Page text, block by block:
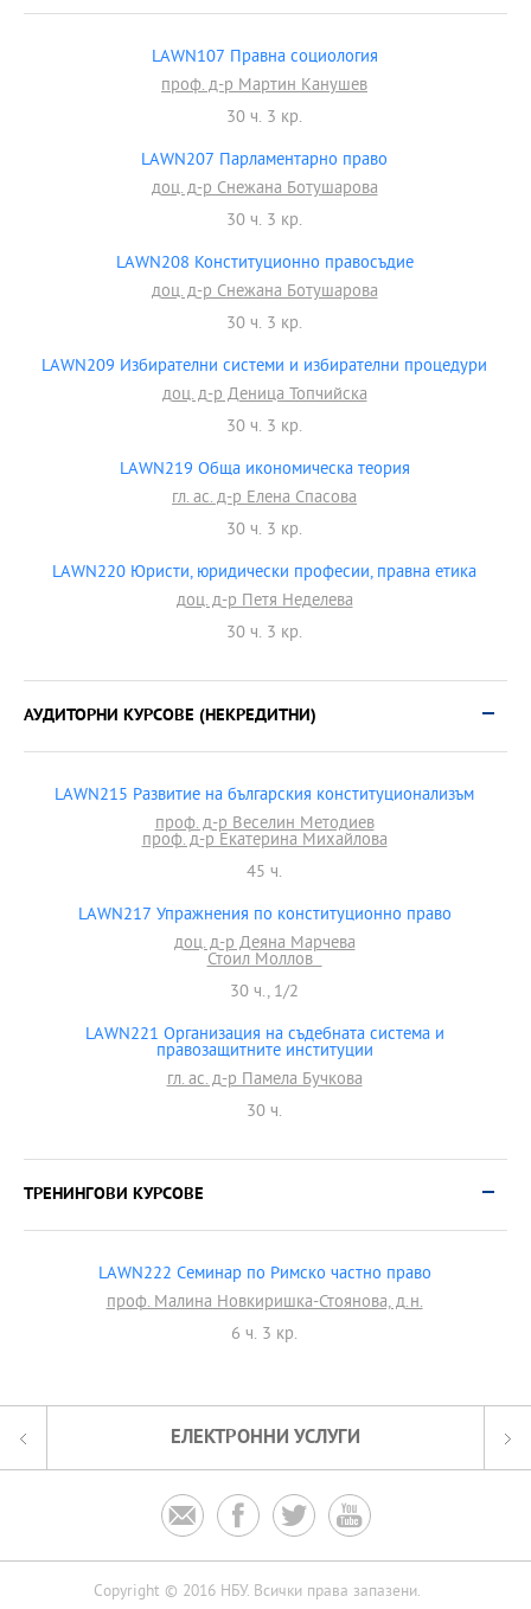
LAWN107 Правна социология
проф. д-р Мартин Канушев
30 ч. 3 кр.
LAWN207 Парламентарно право
доц. д-р Снежана Ботушарова
30 ч. 3 кр.
LAWN208 Конституционно правосъдие
доц. д-р Снежана Ботушарова
30 ч. 3 кр.
LAWN209 Избирателни системи и избирателни процедури
доц. д-р Деница Топчийска
30 ч. 3 кр.
LAWN219 Обща икономическа теория
гл. ас. д-р Елена Спасова
30 ч. 3 кр.
LAWN220 Юристи, юридически професии, правна етика
доц. д-р Петя Неделева
30 ч. 3 кр.
АУДИТОРНИ КУРСОВЕ (НЕКРЕДИТНИ)
LAWN215 Развитие на българския конституционализъм
проф. д-р Веселин Методиев
проф. д-р Екатерина Михайлова
45 ч.
LAWN217 Упражнения по конституционно право
доц. д-р Деяна Марчева
Стоил Моллов
30 ч., 1/2
LAWN221 Организация на съдебната система и
правозащитните институции
гл. ас. д-р Памела Бучкова
30 ч.
ТРЕНИНГОВИ КУРСОВЕ
LAWN222 Семинар по Римско частно право
проф. Малина Новкиришка-Стоянова, д.н.
6 ч. 3 кр.
ЕЛЕКТРОННИ УСЛУГИ
   
Copyright © 2016 НБУ. Всички права запазени.